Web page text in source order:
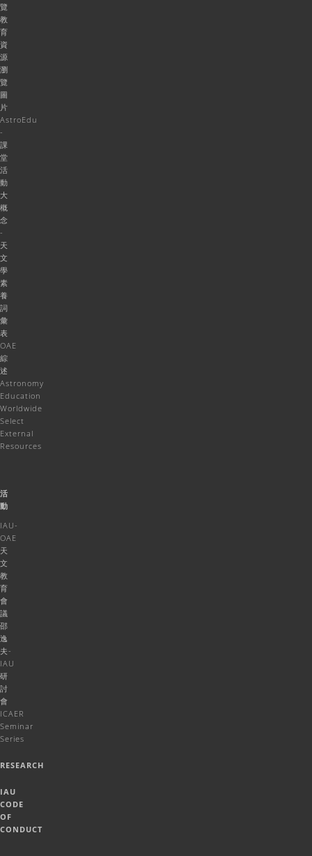
覽
教
育
資
源
瀏
覽
圖
片
AstroEdu
-
課
堂
活
動
大
概
念
-
天
文
學
素
養
詞
彙
表
OAE
綜
述
Astronomy
Education
Worldwide
Select
External
Resources
活
動
IAU-
OAE
天
文
教
育
會
議
邵
逸
夫-
IAU
研
討
會
ICAER
Seminar
Series
RESEARCH
IAU
CODE
OF
CONDUCT